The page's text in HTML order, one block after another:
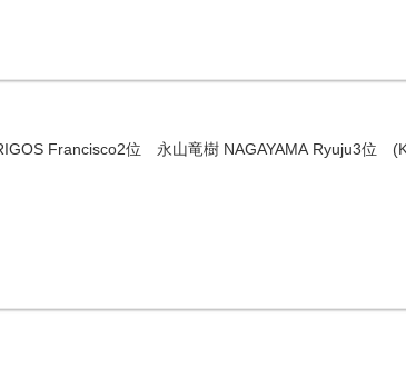
Francisco2位 永山竜樹 NAGAYAMA Ryuju3位